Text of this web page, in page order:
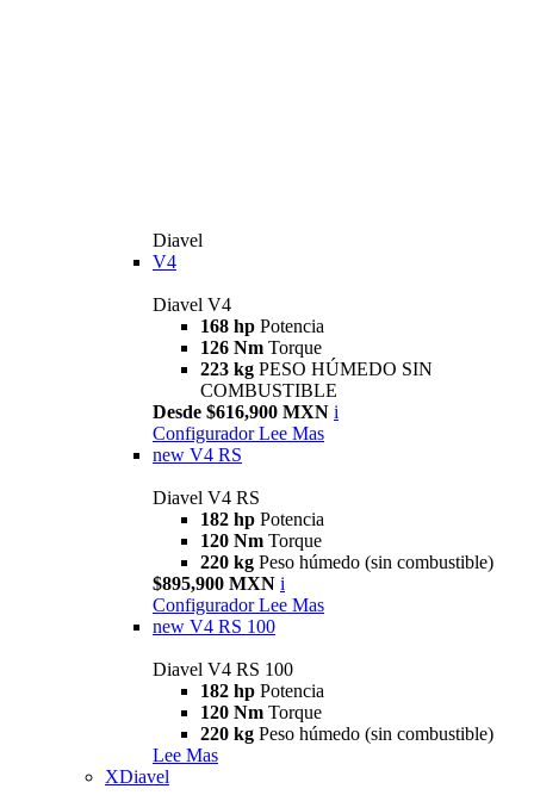
Diavel
V4
Diavel V4
168 hp Potencia
126 Nm Torque
223 kg PESO HÚMEDO SIN
COMBUSTIBLE
Desde $616,900 MXN i
Configurador Lee Mas
new V4 RS
Diavel V4 RS
182 hp Potencia
120 Nm Torque
220 kg Peso húmedo (sin combustible)
$895,900 MXN i
Configurador Lee Mas
new V4 RS 100
Diavel V4 RS 100
182 hp Potencia
120 Nm Torque
220 kg Peso húmedo (sin combustible)
Lee Mas
XDiavel